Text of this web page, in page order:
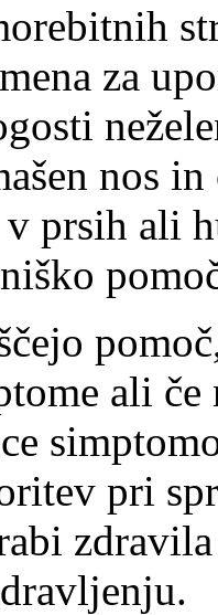
za
nos
prsih ali
ali
pri